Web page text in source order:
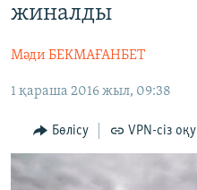
to
main
Skip
Search
АДАМ ҚҰҚЫҚТАРЫ
ӘЛЕУМЕТ
ӘЛЕМ
АРНАЙЫ ЖОБАЛАР
жиналды
Мәди БЕКМАҒАНБЕТ
1 қараша 2016 жыл, 09:38
Бөлісу VPN-сіз оқу